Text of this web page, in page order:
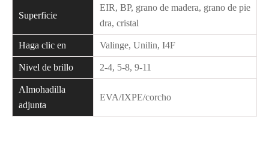
Superficie
EIR, BP, grano de madera, grano de pie
dra, cristal
Haga clic en Valinge, Unilin, I4F
Nivel de brillo 2-4, 5-8, 9-11
Almohadilla
adjunta
EVA/IXPE/corcho